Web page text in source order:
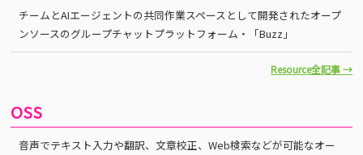
チームとAIエージェントの共同作業スペースとして開発されたオープ
ンソースのグループチャットプラットフォーム・「Buzz」
Resource全記事 →
OSS
音声でテキスト入力や翻訳、文章校正、Web検索などが可能なオー